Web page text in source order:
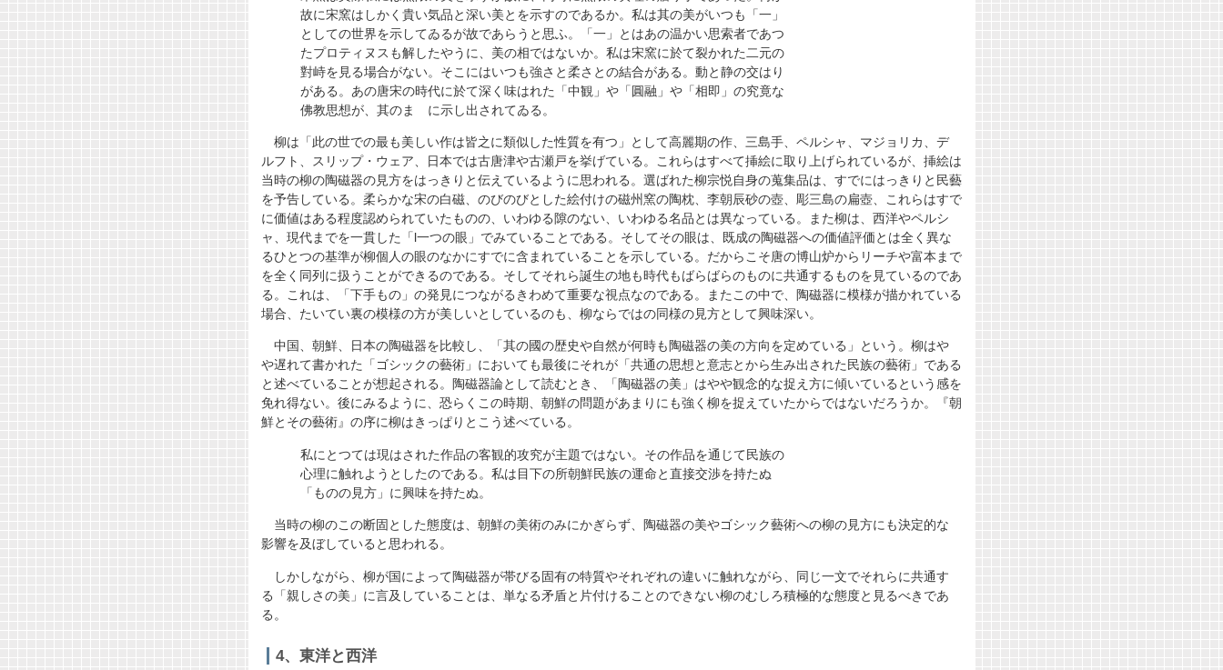
故に宋窯はしかく貴い気品と深い美とを示すのであるか。私は其の美がいつも「一」
としての世界を示してゐるが故であらうと思ふ。「一」とはあの温かい思索者であつ
たプロティヌスも解したやうに、美の相ではないか。私は宋窯に於て裂かれた二元の
對峙を見る場合がない。そこにはいつも強さと柔さとの結合がある。動と静の交はり
がある。あの唐宋の時代に於て深く味はれた「中観」や「圓融」や「相即」の究竟な
佛教思想が、其のまゝに示し出されてゐる。
柳は「此の世での最も美しい作は皆之に類似した性質を有つ」として高麗期の作、三島手、ペルシャ、マジョリカ、デ
ルフト、スリップ・ウェア、日本では古唐津や古瀬戸を挙げている。これらはすべて挿絵に取り上げられているが、挿絵は
当時の柳の陶磁器の見方をはっきりと伝えているように思われる。選ばれた柳宗悦自身の蒐集品は、すでにはっきりと民藝
を予告している。柔らかな宋の白磁、のびのびとした絵付けの磁州窯の陶枕、李朝辰砂の壺、彫三島の扁壺、これらはすで
に価値はある程度認められていたものの、いわゆる隙のない、いわゆる名品とは異なっている。また柳は、西洋やペルシ
ャ、現代までを一貫した「l一つの眼」でみていることである。そしてその眼は、既成の陶磁器への価値評価とは全く異な
るひとつの基準が柳個人の眼のなかにすでに含まれていることを示している。だからこそ唐の博山炉からリーチや富本まで
を全く同列に扱うことができるのである。そしてそれら誕生の地も時代もばらばらのものに共通するものを見ているのであ
る。これは、「下手もの」の発見につながるきわめて重要な視点なのである。またこの中で、陶磁器に模様が描かれている
場合、たいてい裏の模様の方が美しいとしているのも、柳ならではの同様の見方として興味深い。
中国、朝鮮、日本の陶磁器を比較し、「其の國の歴史や自然が何時も陶磁器の美の方向を定めている」という。柳はや
や遅れて書かれた「ゴシックの藝術」においても最後にそれが「共通の思想と意志とから生み出された民族の藝術」である
と述べていることが想起される。陶磁器論として読むとき、「陶磁器の美」はやや観念的な捉え方に傾いているという感を
免れ得ない。後にみるように、恐らくこの時期、朝鮮の問題があまりにも強く柳を捉えていたからではないだろうか。『朝
鮮とその藝術』の序に柳はきっぱりとこう述べている。
私にとつては現はされた作品の客観的攻究が主題ではない。その作品を通じて民族の
心理に触れようとしたのである。私は目下の所朝鮮民族の運命と直接交渉を持たぬ
「ものの見方」に興味を持たぬ。
当時の柳のこの断固とした態度は、朝鮮の美術のみにかぎらず、陶磁器の美やゴシック藝術への柳の見方にも決定的な
影響を及ぼしていると思われる。
しかしながら、柳が国によって陶磁器が帯びる固有の特質やそれぞれの違いに触れながら、同じ一文でそれらに共通す
る「親しさの美」に言及していることは、単なる矛盾と片付けることのできない柳のむしろ積極的な態度と見るべきであ
る。
4、東洋と西洋